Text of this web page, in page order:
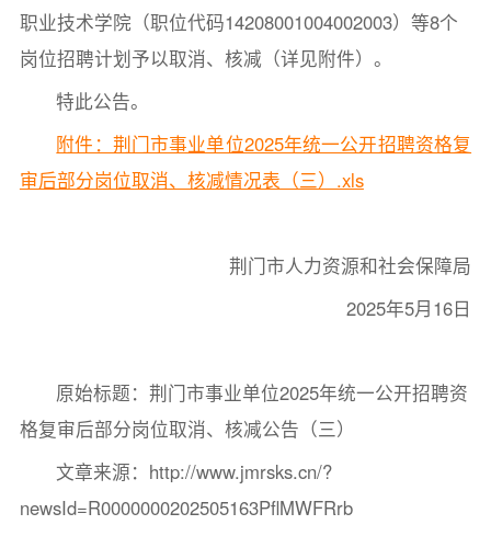
职业技术学院（职位代码14208001004002003）等8个
岗位招聘计划予以取消、核减（详见附件）。
特此公告。
附件：荆门市事业单位2025年统一公开招聘资格复
审后部分岗位取消、核减情况表（三）.xls
荆门市人力资源和社会保障局
2025年5月16日
原始标题：荆门市事业单位2025年统一公开招聘资
格复审后部分岗位取消、核减公告（三）
文章来源：http://www.jmrsks.cn/?
newsId=R0000000202505163PflMWFRrb